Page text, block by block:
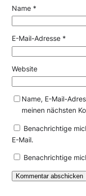
Name *
E-Mail-Adresse *
Website
Name, E-Mail-
meinen nächsten
Benachrichtige
E-Mail.
Benachrichtige